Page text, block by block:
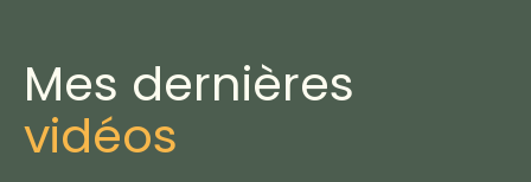
Mes dernières
vidéos